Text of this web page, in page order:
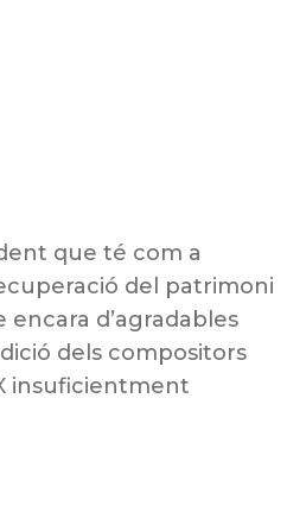
que té com a
del patrimoni
d’agradables
dels compositors
insuficientment